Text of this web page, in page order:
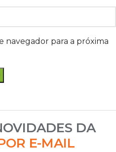
navegador para a próxima
DA
E-MAIL